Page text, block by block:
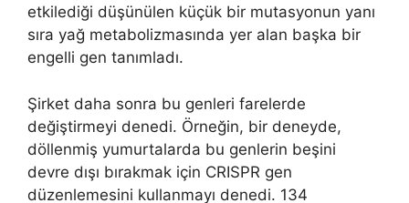
etkilediği düşünülen küçük bir mutasyonun yanı
sıra yağ metabolizmasında yer alan başka bir
engelli gen tanımladı.
Şirket daha sonra bu genleri farelerde
değiştirmeyi denedi. Örneğin, bir deneyde,
döllenmiş yumurtalarda bu genlerin beşini
devre dışı bırakmak için CRISPR gen
düzenlemesini kullanmayı denedi. 134